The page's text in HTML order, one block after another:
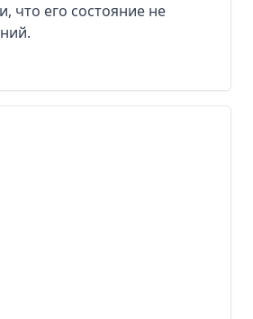
что его состояние не